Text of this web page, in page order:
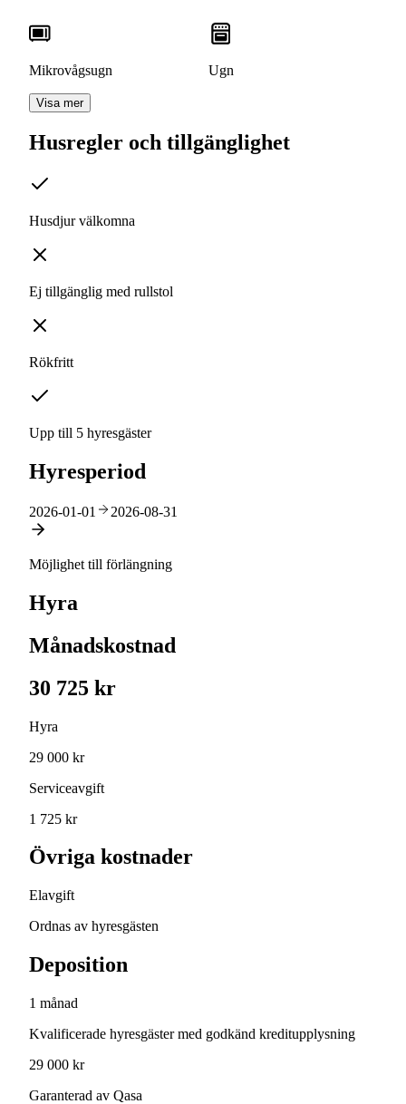
Mikrovågsugn Ugn
Visa mer
Husregler och tillgänglighet
Husdjur välkomna
Ej tillgänglig med rullstol
Rökfritt
Upp till 5 hyresgäster
Hyresperiod
2026-01-01 2026-08-31
Möjlighet till förlängning
Hyra
Månadskostnad
30 725 kr
Hyra
29 000 kr
Serviceavgift
1 725 kr
Övriga kostnader
Elavgift
Ordnas av hyresgästen
Deposition
1 månad
Kvalificerade hyresgäster med godkänd kreditupplysning
29 000 kr
Garanterad av Qasa